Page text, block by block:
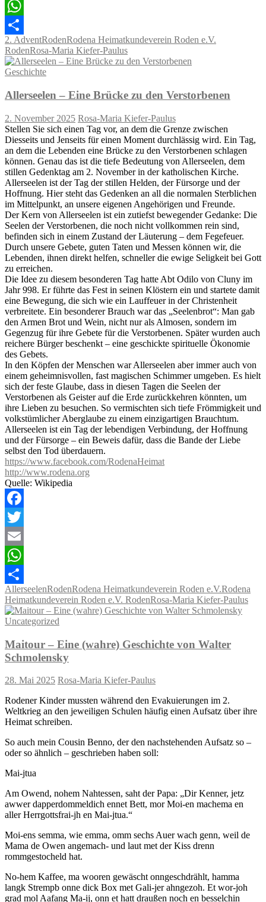
Email
WhatsApp
Teilen
2. AdventRodenRodena Heimatkundeverein Roden e.V.
RodenRosa-Maria Kiefer-Paulus
Geschichte
Allerseelen – Eine Brücke zu den Verstorbenen
2. November 2025 Rosa-Maria Kiefer-Paulus
Stellen Sie sich einen Tag vor, an dem die Grenze zwischen
Diesseits und Jenseits für einen Moment durchlässig wird. Ein Tag,
an dem die Lebenden eine Brücke zu den Verstorbenen schlagen
können. Genau das ist die tiefe Bedeutung von Allerseelen, dem
stillen Gedenktag am 2. November in der katholischen Kirche.
Allerseelen ist der Tag der stillen Helden, der Fürsorge und der
Hoffnung. Hier steht das Gedenken an all die normalen Sterblichen
im Mittelpunkt, an unsere eigenen Angehörigen und Freunde.
Der Kern von Allerseelen ist ein zutiefst bewegender Gedanke: Die
Seelen der Verstorbenen, die noch nicht vollkommen rein sind,
befinden sich in einem Zustand der Läuterung – dem Fegefeuer.
Durch unsere Gebete, guten Taten und Messen können wir, die
Lebenden, ihnen direkt helfen, schneller die ewige Seligkeit bei Gott
zu erreichen.
Die Idee zu diesem besonderen Tag hatte Abt Odilo von Cluny im
Jahr 998. Er führte das Fest in seinen Klöstern ein und startete damit
eine Bewegung, die sich wie ein Lauffeuer in der Christenheit
verbreitete. Ein besonderer Brauch war das „Seelenbrot“: Man gab
den Armen Brot und Wein, nicht nur als Almosen, sondern im
Gegenzug für ihre Gebete für die Verstorbenen. Später wurden auch
reichere Bürger beschenkt – eine geschickte spirituelle Ökonomie
des Gebets.
In den Köpfen der Menschen war Allerseelen aber immer auch von
einem geheimnisvollen, fast magischen Schimmer umgeben. Es hielt
sich der feste Glaube, dass in diesen Tagen die Seelen der
Verstorbenen als Geister auf die Erde zurückkehren könnten, um
ihre Lieben zu besuchen. So vermischten sich tiefe Frömmigkeit und
volkstümlicher Aberglaube zu einem einzigartigen Brauchtum.
Allerseelen ist ein Tag der lebendigen Verbindung, der Hoffnung
und der Fürsorge – ein Beweis dafür, dass die Bande der Liebe
selbst den Tod überdauern.
https://www.facebook.com/RodenaHeimat
http://www.rodena.org
Quelle: Wikipedia
Facebook
Twitter
Email
WhatsApp
Teilen
AllerseelenRodenRodena Heimatkundeverein Roden e.V.Rodena
Heimatkundeverein Roden e.V. RodenRosa-Maria Kiefer-Paulus
Uncategorized
Maitour – Eine (wahre) Geschichte von Walter
Schmolensky
28. Mai 2025 Rosa-Maria Kiefer-Paulus
Rodener Kinder mussten während den Evakuierungen im 2.
Weltkrieg an den jeweiligen Schulen häufig einen Aufsatz über ihre
Heimat schreiben.
So auch mein Cousin Benno, der den nachstehenden Aufsatz so –
oder so ähnlich – geschrieben haben soll:
Mai-jtua
Am Owend, nohem Nahtessen, saht der Papa: „Dir Kenner, jetz
awwer dapperdommeldich ennet Bett, mor Moi-en machema en
aller Herrgottsfrai-jh en Mai-jtua.“
Moi-ens semma, wie emma, omm sechs Auer wach genn, weil de
Mama de Owen angemach- und laut met der Kiss drenn
rommgestocheld hat.
No-hem Kaffee, ma wooren gewäscht onngeschdrählt, hamma
langk Strempb onne dick Box met Gali-jer ahngezoh. Et wor-joh
grad mol Aafang Ma-ij, onn et hatt draußen noch en besselchin